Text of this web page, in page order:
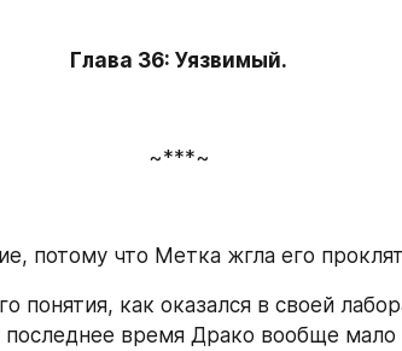
Глава 36: Уязвимый.
~***~
потому что Метка жгла его
понятия, как оказался в своей
время Драко вообще мало